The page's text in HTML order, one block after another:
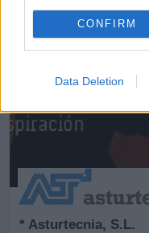
CONFIRM
Data Deletion
* Asturtecnia, S.L.